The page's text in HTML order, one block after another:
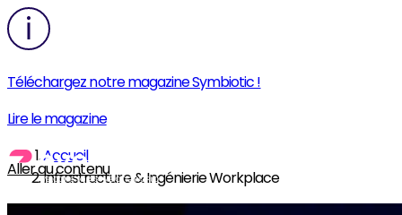
Téléchargez notre magazine Symbiotic !
Lire le magazine
Aller au contenu
Accueil
Infrastructure & Ingénierie Workplace